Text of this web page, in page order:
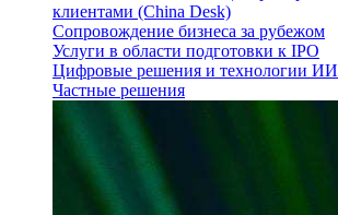
клиентами (China Desk)
Сопровождение бизнеса за рубежом
Услуги в области подготовки к IPO
Цифровые решения и технологии ИИ
Частные решения